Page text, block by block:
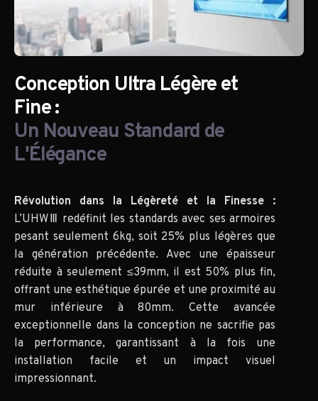
Conception Ultra Légère et
Fine :
Un Nouveau Standard de
L'Élégance
Révolution dans la Légèreté et la Finesse :
L’UHWⅢ redéfinit les standards avec ses armoires
pesant seulement 6kg, soit 25% plus légères que
la génération précédente. Avec une épaisseur
réduite à seulement ≤39mm, il est 50% plus fin,
offrant une esthétique épurée et une proximité au
mur inférieure à 80mm. Cette avancée
exceptionnelle dans la conception ne sacrifie pas
la performance, garantissant à la fois une
installation facile et un impact visuel
impressionnant.